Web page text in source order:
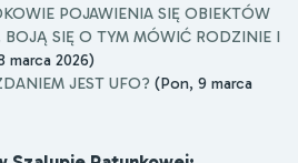
POJAWIENIA SIĘ OBIEKTÓW
BOJĄ SIĘ O TYM MÓWIĆ RODZINIE I
marca 2026)
JEST UFO? (Pon, 9 marca